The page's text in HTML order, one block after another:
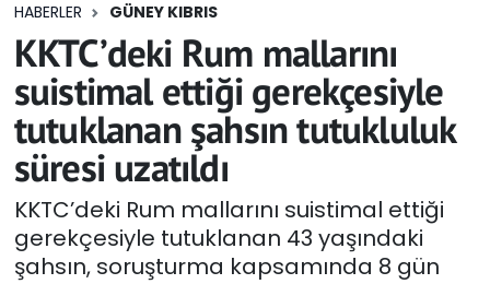
HABERLER GÜNEY KIBRIS
KKTC’deki Rum mallarını
suistimal ettiği gerekçesiyle
tutuklanan şahsın tutukluluk
süresi uzatıldı
KKTC’deki Rum mallarını suistimal ettiği
gerekçesiyle tutuklanan 43 yaşındaki
şahsın, soruşturma kapsamında 8 gün
Eğitim
Ekonomi
Foto Galeri
GEZİ
Güncel
Tüm Manşetler
Son Dakika Haberleri
Haber Arşivi